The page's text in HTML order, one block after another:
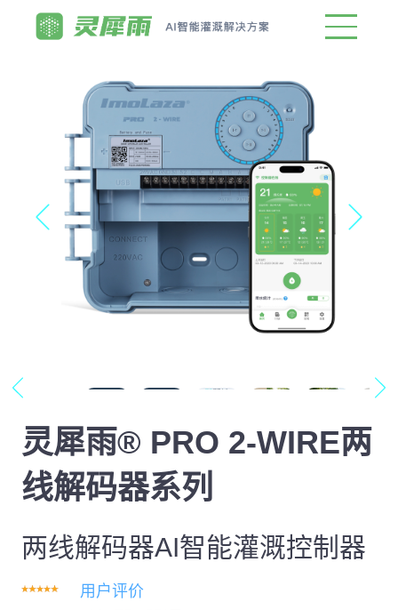
灵犀雨® PRO 2-WIRE两
线解码器系列
两线解码器AI智能灌溉控制器
用户评价